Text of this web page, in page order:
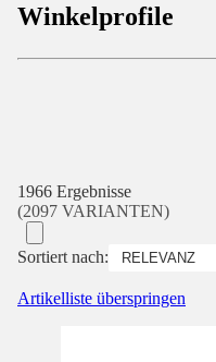
Winkelprofile
1966 Ergebnisse
(2097 VARIANTEN)
Sortiert nach:
Artikelliste überspringen